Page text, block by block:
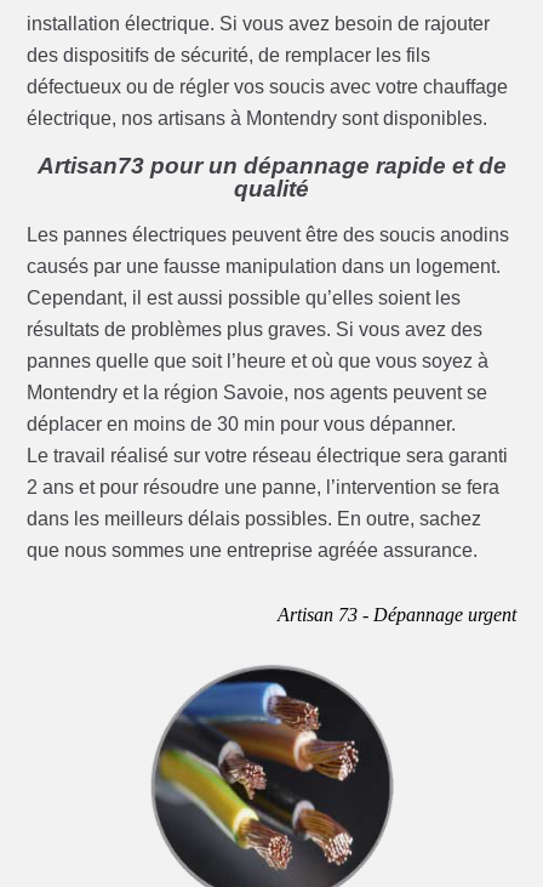
installation électrique. Si vous avez besoin de rajouter
des dispositifs de sécurité, de remplacer les fils
défectueux ou de régler vos soucis avec votre chauffage
électrique, nos artisans à Montendry sont disponibles.
Artisan73 pour un dépannage rapide et de
qualité
Les pannes électriques peuvent être des soucis anodins
causés par une fausse manipulation dans un logement.
Cependant, il est aussi possible qu’elles soient les
résultats de problèmes plus graves. Si vous avez des
pannes quelle que soit l’heure et où que vous soyez à
Montendry et la région Savoie, nos agents peuvent se
déplacer en moins de 30 min pour vous dépanner.
Le travail réalisé sur votre réseau électrique sera garanti
2 ans et pour résoudre une panne, l’intervention se fera
dans les meilleurs délais possibles. En outre, sachez
que nous sommes une entreprise agréée assurance.
Artisan 73 - Dépannage urgent